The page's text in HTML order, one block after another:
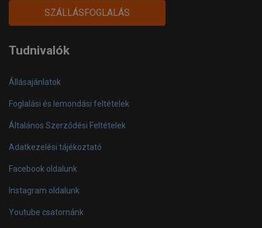
facebook-
official
instagramyoutube-
play
SZÁLLÁSFOGLALÁS
Tudnivalók
Állásajánlatok
Foglalási és lemondási feltételek
Általános Szerződési Feltételek
Adatkezelési tájékoztató
Facebook oldalunk
Instagram oldalunk
Youtube csatornánk